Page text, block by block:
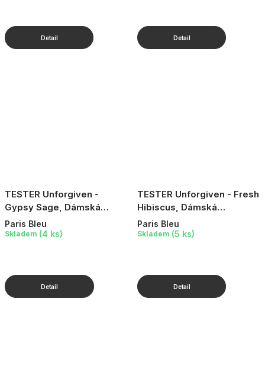
TESTER Unforgiven -
Gypsy Sage, Dámská
parfémovaná voda, 100 ml
Paris Bleu
Skladem (4 ks)
TESTER Unforgiven - Fresh
Hibiscus, Dámská
parfémovaná voda, 10 ml
Paris Bleu
Skladem (5 ks)